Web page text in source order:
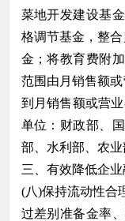
菜地开发建设基
格调节基金，整
金；将教育费附
范围由月销售额
到月销售额或营
单位：财政部、
部、水利部、农
三、有效降低企
(八)保持流动性合
过差别准备金率